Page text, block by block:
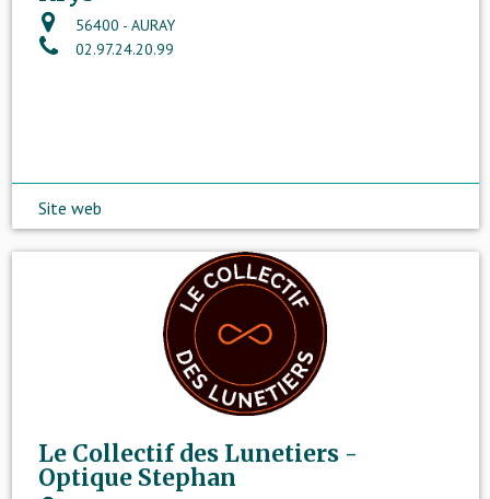
56400 - AURAY
02.97.24.20.99
Site web
Le Collectif des Lunetiers -
Optique Stephan